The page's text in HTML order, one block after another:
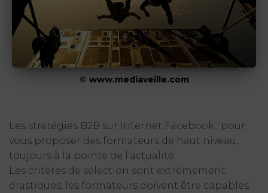
© www.mediaveille.com
Les stratégies B2B sur Internet Facebook : pour
vous proposer des formateurs de haut niveau,
toujours à la pointe de l’actualité.
Les critères de sélection sont extrèmement
drastiques, les formateurs doivent être capables